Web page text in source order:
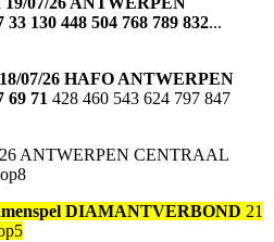
33 130 448 504 768 789 832...
07/26 HAFO ANTWERPEN
69 71 428 460 543 624 797 847
ANTWERPEN CENTRAAL
DIAMANTVERBOND 21